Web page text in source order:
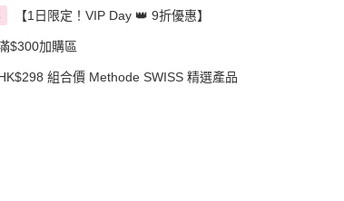
【1日限定！VIP Day 👑 9折優惠】
$300加購區
組合價 Methode SWISS 精選產品